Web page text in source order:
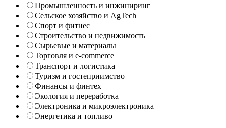
Промышленность и инжиниринг
Сельское хозяйство и AgTech
Спорт и фитнес
Строительство и недвижимость
Сырьевые и материалы
Торговля и e-commerce
Транспорт и логистика
Туризм и гостеприимство
Финансы и финтех
Экология и переработка
Электроника и микроэлектроника
Энергетика и топливо